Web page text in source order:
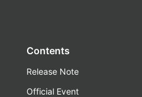
Contents
Release Note
Official Event